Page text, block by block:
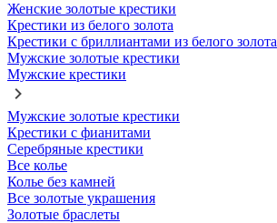
Женские золотые крестики
Крестики из белого золота
Крестики с бриллиантами из белого золота
Мужские золотые крестики
Мужские крестики
Мужские золотые крестики
Крестики с фианитами
Серебряные крестики
Все колье
Колье без камней
Все золотые украшения
Золотые браслеты